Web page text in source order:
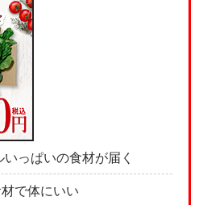
っぱいの食材が届く
で体にいい